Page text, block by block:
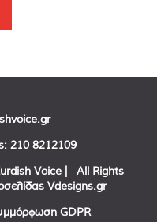
210 8212109
Voice | All Rights
Vdesigns.gr
GDPR